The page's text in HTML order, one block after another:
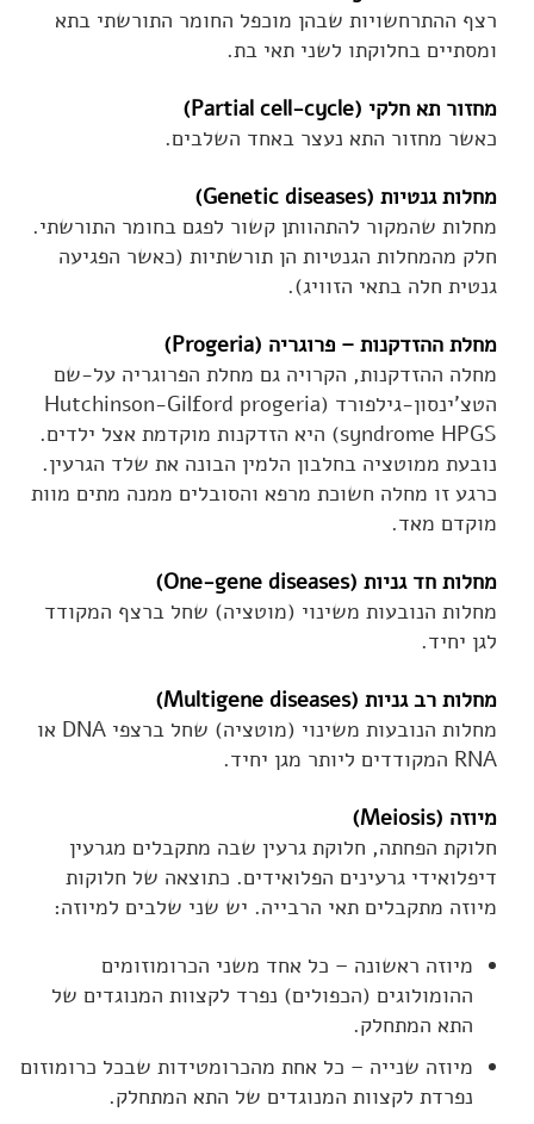
רצף ההתרחשויות שבהן מוכפל החומר התורשתי בתא
ומסתיים בחלוקתו לשני תאי בת.
מחזור תא חלקי (Partial cell-cycle)
כאשר מחזור התא נעצר באחד השלבים.
מחלות גנטיות (Genetic diseases)
מחלות שהמקור להתהוותן קשור לפגם בחומר התורשתי.
חלק מהמחלות הגנטיות הן תורשתיות (כאשר הפגיעה
גנטית חלה בתאי הזוויג).
מחלת ההזדקנות – פרוגריה (Progeria)
מחלה ההזדקנות, הקרויה גם מחלת הפרוגריה על-שם
הטצ'ינסון-גילפורד (Hutchinson-Gilford progeria
syndrome HPGS) היא הזדקנות מוקדמת אצל ילדים.
נובעת ממוטציה בחלבון הלמין הבונה את שלד הגרעין.
כרגע זו מחלה חשוכת מרפא והסובלים ממנה מתים מוות
מוקדם מאד.
מחלות חד גניות (One-gene diseases)
מחלות הנובעות משינוי (מוטציה) שחל ברצף המקודד
לגן יחיד.
מחלות רב גניות (Multigene diseases)
מחלות הנובעות משינוי (מוטציה) שחל ברצפי DNA או
RNA המקודדים ליותר מגן יחיד.
מיוזה (Meiosis)
חלוקת הפחתה, חלוקת גרעין שבה מתקבלים מגרעין
דיפלואידי גרעינים הפלואידים. כתוצאה של חלוקות
מיוזה מתקבלים תאי הרבייה. יש שני שלבים למיוזה:
מיוזה ראשונה – כל אחד משני הכרומוזומים
ההומולוגים (הכפולים) נפרד לקצוות המנוגדים של
התא המתחלק.
מיוזה שנייה – כל אחת מהכרומטידות שבכל כרומוזום
נפרדת לקצוות המנוגדים של התא המתחלק.